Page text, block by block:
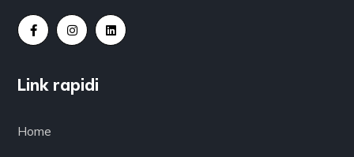
Link rapidi
Home